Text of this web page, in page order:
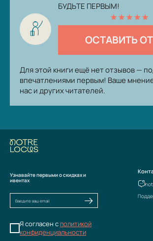
БУДЬТЕ ПЕРВЫМ!
★★★★★
ОСТАВИТЬ
Для этой книги ещё нет отзывов —
впечатлениями первым! Ваше
нас и других читателей.
Узнавайте первыми о скидках и
ивентах
Я согласен с политикой
конфиденциальности